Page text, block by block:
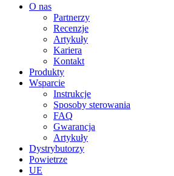
O nas
Partnerzy
Recenzje
Artykuły
Kariera
Kontakt
Produkty
Wsparcie
Instrukcje
Sposoby sterowania
FAQ
Gwarancja
Artykuły
Dystrybutorzy
Powietrze
UE